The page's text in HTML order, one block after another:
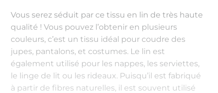
Vous serez séduit par ce tissu en lin de très haute
qualité ! Vous pouvez l’obtenir en plusieurs
couleurs, c’est un tissu idéal pour coudre des
jupes, pantalons, et costumes. Le lin est
également utilisé pour les nappes, les serviettes,
le linge de lit ou les rideaux. Puisqu’il est fabriqué
à partir de fibres naturelles, il est souvent utilisé